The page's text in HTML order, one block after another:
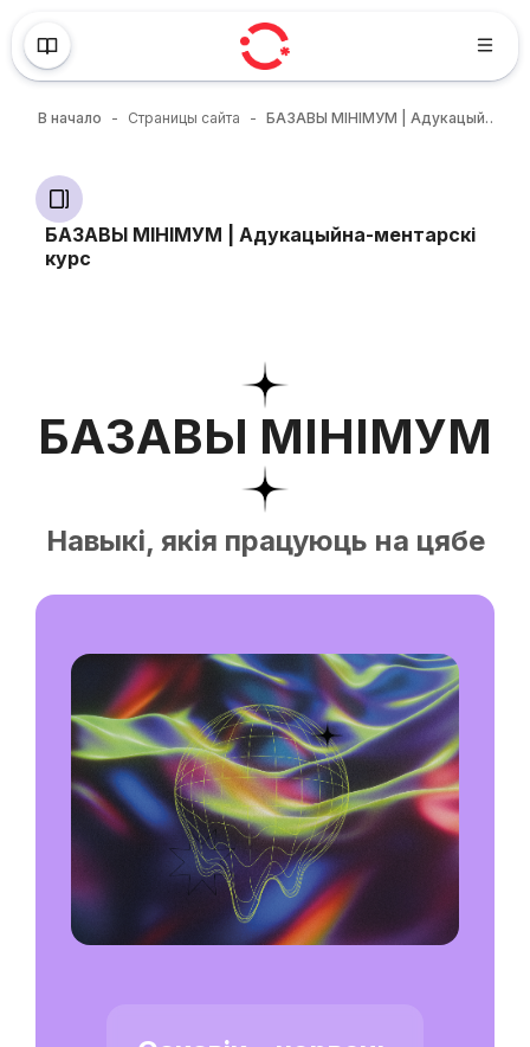
В начало
Страницы сайта БАЗАВЫ МІНІМУМ | Адукацыйна-ментарскі курс
Блоки
БАЗАВЫ МІНІМУМ | Адукацыйна-ментарскі
курс
БАЗАВЫ МІНІМУМ
Навыкі, якія працуюць на цябе